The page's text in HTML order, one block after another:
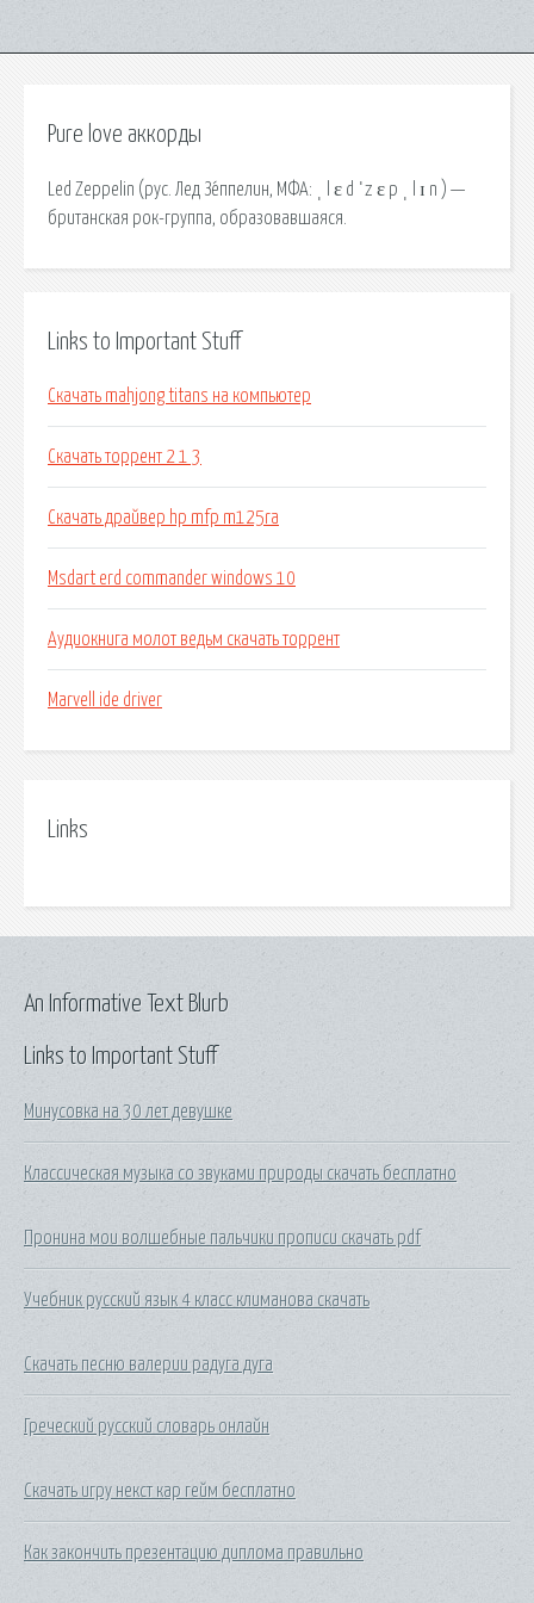
Pure love аккорды
Led Zeppelin (рус. Лед Зе́ппелин, МФА: ˌ l ɛ d ˈz ɛ p ˌ l ɪ n ) —
британская рок-группа, образовавшаяся.
Links to Important Stuff
Скачать mahjong titans на компьютер
Скачать торрент 2 1 3
Скачать драйвер hp mfp m125ra
Msdart erd commander windows 10
Аудиокнига молот ведьм скачать торрент
Marvell ide driver
Links
Links to Important Stuff
Минусовка на 30 лет девушке
Классическая музыка со звуками природы скачать бесплатно
Пронина мои волшебные пальчики прописи скачать pdf
Учебник русский язык 4 класс климанова скачать
Скачать песню валерии радуга дуга
Греческий русский словарь онлайн
Скачать игру некст кар гейм бесплатно
Как закончить презентацию диплома правильно
An Informative Text Blurb